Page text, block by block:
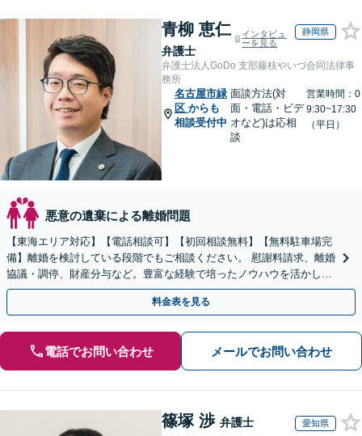
青柳 恵仁
弁護士
インタビュ
ーを見る
静岡県
弁護士法人GoDo 支部藤枝やいづ合同法律事
務所
名古屋市緑
区 からも
相談受付中
面談方法(対
面・電話・ビデ
オなど)は応相
談
営業時間：0
9:30~17:30
（平日）
悪意の遺棄による離婚問題
【東海エリア対応】【電話相談可】【初回相談無料】【無料駐車場完
備】離婚を検討している段階でもご相談ください。 慰謝料請求、離婚
協議・調停、財産分与など。豊富な経験で培ったノウハウを活かし、
相談者さまにとって最善の解決を目指します
料金表を見る
電話でお問い合わせ メールでお問い合わせ
篠塚 渉 弁護士 愛知県